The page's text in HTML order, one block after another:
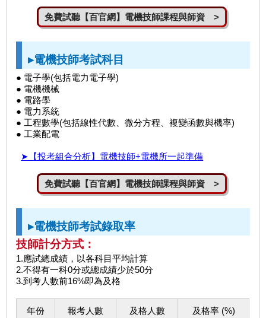
免費試聽【百官網】電機技師課程與師資 >
▸電機技師考試科目
● 電子學(包括電力電子學)
● 電機機械
● 電路學
● 電力系統
● 工程數學(包括線性代數、微分方程、複變函數與機率)
● 工業配電
➤【投考組合分析】電機技師+電機所一起準備
免費試聽【百官網】電機技師課程與師資 >
▸電機技師考試錄取率
技師計分方式：
1.應試總成績，以各科目平均計算
2.不得有一科0分或總成績少於50分
3.到考人數前16%即為及格
年份 報考人數 及格人數 及格率 (%)